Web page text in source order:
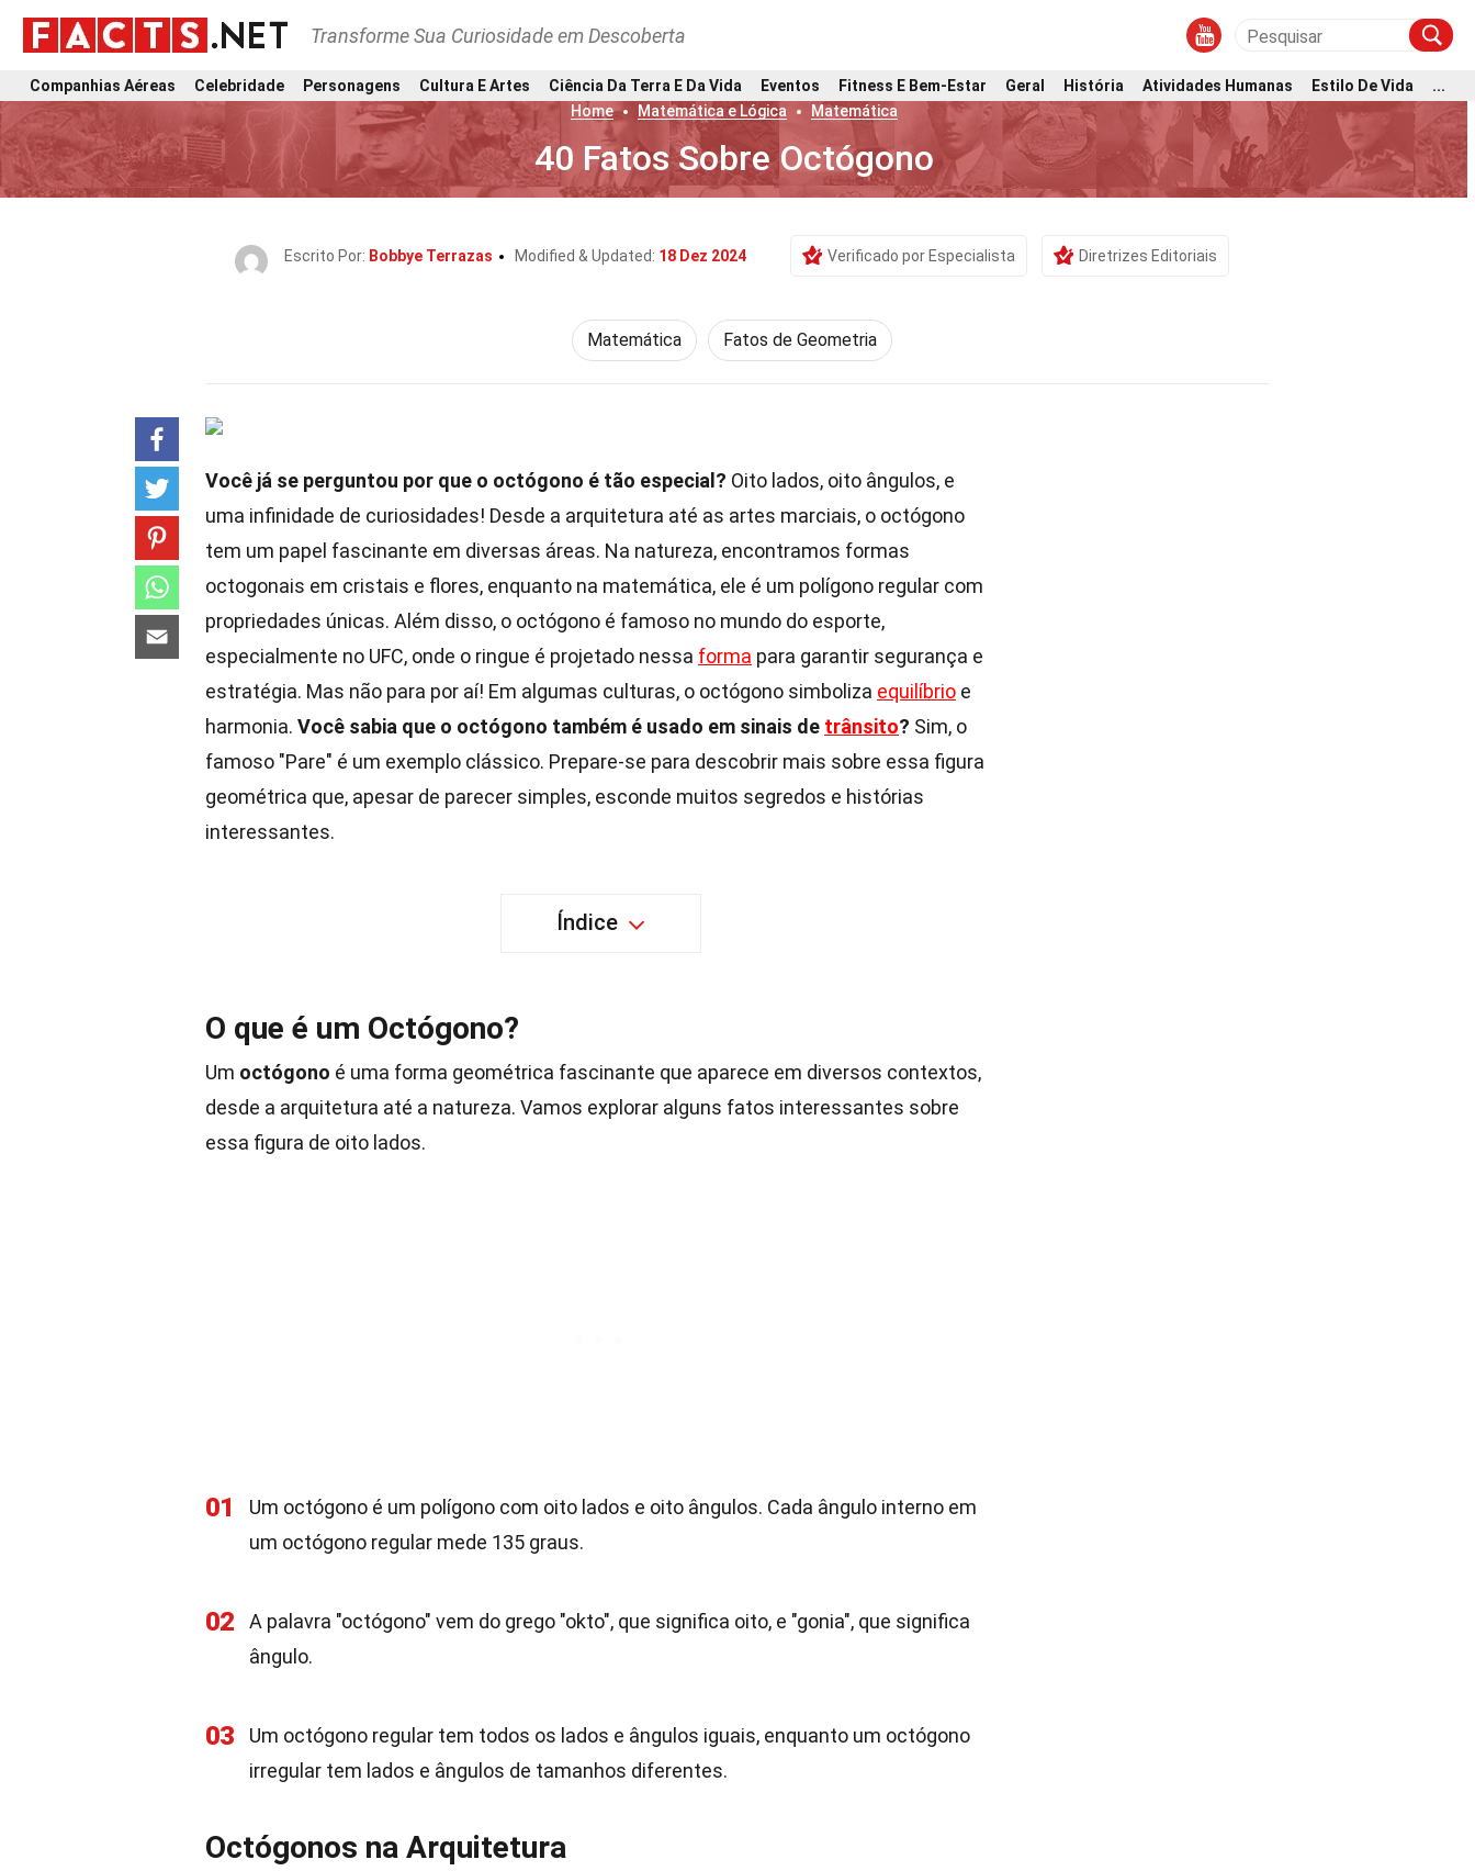
Transforme Sua Curiosidade em Descoberta
Companhias Aéreas Celebridade Personagens Cultura E Artes Ciência Da Terra E Da Vida Eventos Fitness E Bem-Estar Geral História Atividades Humanas Estilo De Vida
...
Home
Matemática e Lógica Matemática
40 Fatos Sobre Octógono
Escrito Por: Bobbye Terrazas Modified & Updated: 18 Dez 2024 Verificado por Especialista Diretrizes Editoriais
Matemática Fatos de Geometria
Você já se perguntou por que o octógono é tão especial? Oito lados, oito ângulos, e
uma infinidade de curiosidades! Desde a arquitetura até as artes marciais, o octógono
tem um papel fascinante em diversas áreas. Na natureza, encontramos formas
octogonais em cristais e flores, enquanto na matemática, ele é um polígono regular com
propriedades únicas. Além disso, o octógono é famoso no mundo do esporte,
especialmente no UFC, onde o ringue é projetado nessa forma para garantir segurança e
estratégia. Mas não para por aí! Em algumas culturas, o octógono simboliza equilíbrio e
harmonia. Você sabia que o octógono também é usado em sinais de trânsito? Sim, o
famoso "Pare" é um exemplo clássico. Prepare-se para descobrir mais sobre essa figura
geométrica que, apesar de parecer simples, esconde muitos segredos e histórias
interessantes.
Índice
O que é um Octógono?
Um octógono é uma forma geométrica fascinante que aparece em diversos contextos,
desde a arquitetura até a natureza. Vamos explorar alguns fatos interessantes sobre
essa figura de oito lados.
01
Um octógono é um polígono com oito lados e oito ângulos. Cada ângulo interno em
um octógono regular mede 135 graus.
02
A palavra "octógono" vem do grego "okto", que significa oito, e "gonia", que significa
ângulo.
03
Um octógono regular tem todos os lados e ângulos iguais, enquanto um octógono
irregular tem lados e ângulos de tamanhos diferentes.
Octógonos na Arquitetura